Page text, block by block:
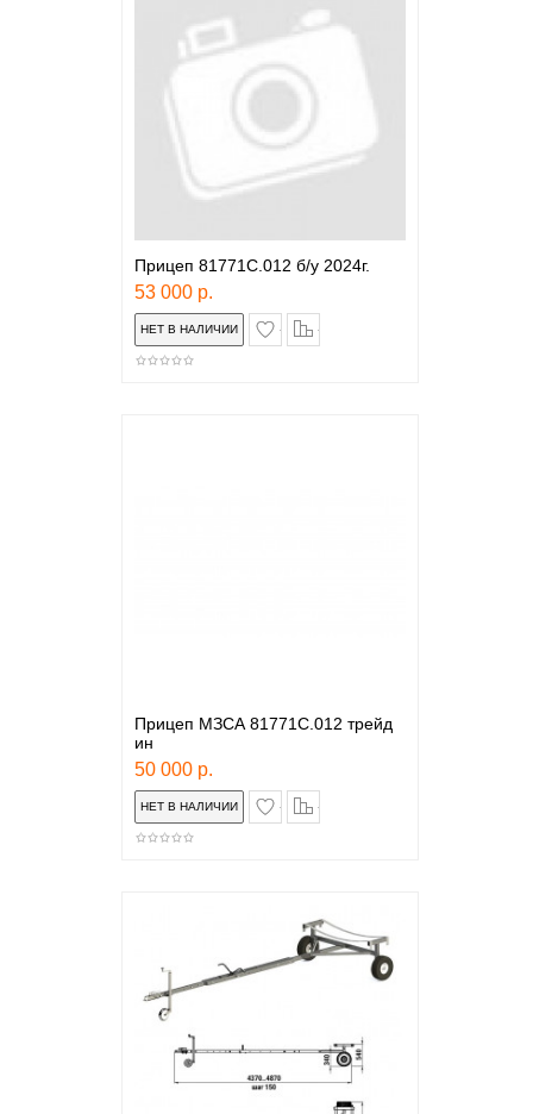
Прицеп 81771С.012 б/у 2024г.
53 000 р.
в закладки
Прицеп МЗСА 81771С.012 трейд
ин
50 000 р.
в закладки